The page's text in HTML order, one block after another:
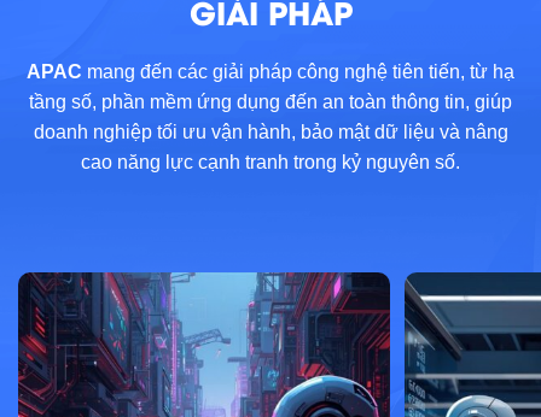
GIẢI PHÁP
APAC mang đến các giải pháp công nghệ tiên tiến, từ hạ
tầng số, phần mềm ứng dụng đến an toàn thông tin, giúp
doanh nghiệp tối ưu vận hành, bảo mật dữ liệu và nâng
cao năng lực cạnh tranh trong kỷ nguyên số.